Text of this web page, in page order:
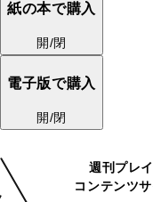
紙の本で購入
開/閉
電子版で購入
開/閉
週刊プレ
コンテンツ